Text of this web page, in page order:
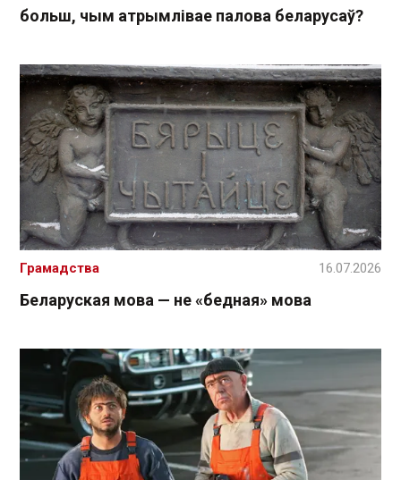
больш, чым атрымлівае палова беларусаў?
Беларуская мова — не «бедная» мова
Грамадства 16.07.2026